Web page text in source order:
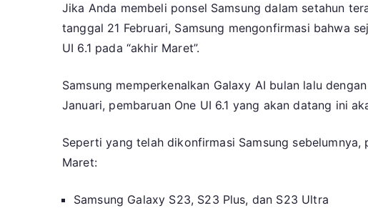
Jika Anda membeli ponsel Samsung dalam setahun
tanggal 21 Februari, Samsung mengonfirmasi bahwa
UI 6.1 pada “akhir Maret”.
Samsung memperkenalkan Galaxy AI bulan lalu
Januari, pembaruan One UI 6.1 yang akan datang ini
Seperti yang telah dikonfirmasi Samsung
Maret:
Samsung Galaxy S23, S23 Plus, dan S23 Ultra